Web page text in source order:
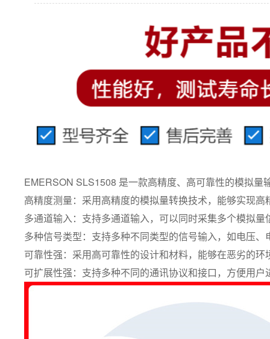
EMERSON SLS1508 是一款高精度、高可靠性的模拟
高精度测量：采用高精度的模拟量转换技术，能够实现
多通道输入：支持多通道输入，可以同时采集多个模拟
多种信号类型：支持多种不同类型的信号输入，如电压
可靠性强：采用高可靠性的设计和材料，能够在恶劣的
可扩展性强：支持多种不同的通讯协议和接口，方便用